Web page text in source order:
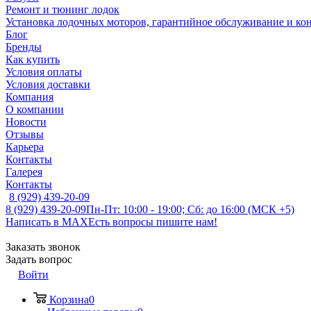
Ремонт и тюнинг лодок
Установка лодочных моторов, гарантийное обслуживание и
Блог
Бренды
Как купить
Условия оплаты
Условия доставки
Компания
О компании
Новости
Отзывы
Карьера
Контакты
Галерея
Контакты
8 (929) 439-20-09
8 (929) 439-20-09Пн-Пт: 10:00 - 19:00; Сб: до 16:00 (МСК +5)
Написать в MAXЕсть вопросы пишите нам!
Заказать звонок
Задать вопрос
Войти
Корзина0